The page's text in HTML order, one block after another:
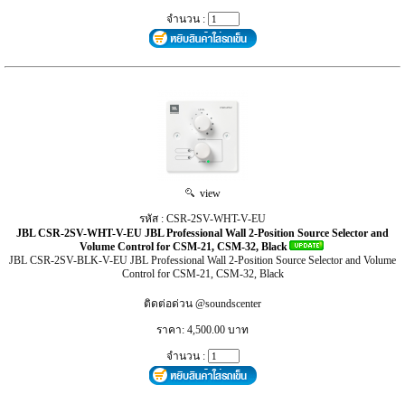
จำนวน :
view
รหัส : CSR-2SV-WHT-V-EU
JBL CSR-2SV-WHT-V-EU JBL Professional Wall 2-Position Source Selector and
Volume Control for CSM-21, CSM-32, Black
JBL CSR-2SV-BLK-V-EU JBL Professional Wall 2-Position Source Selector and Volume
Control for CSM-21, CSM-32, Black
ติดต่อด่วน @soundscenter
ราคา: 4,500.00 บาท
จำนวน :